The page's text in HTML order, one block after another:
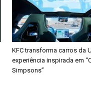
KFC transforma carros da
experiência inspirada em
Simpsons”